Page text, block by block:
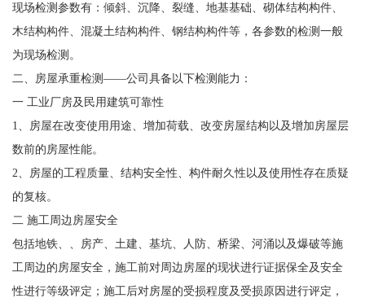
现场检测参数有：倾斜、沉降、裂缝、地基基础、砌体结构构件、
木结构构件、混凝土结构构件、钢结构构件等，各参数的检测一般
为现场检测。
二、房屋承重检测——公司具备以下检测能力：
一 工业厂房及民用建筑可靠性
1、房屋在改变使用用途、增加荷载、改变房屋结构以及增加房屋层
数前的房屋性能。
2、房屋的工程质量、结构安全性、构件耐久性以及使用性存在质疑
的复核。
二 施工周边房屋安全
包括地铁、、房产、土建、基坑、人防、桥梁、河涌以及爆破等施
工周边的房屋安全，施工前对周边房屋的现状进行证据保全及安全
性进行等级评定；施工后对房屋的受损程度及受损原因进行评定，